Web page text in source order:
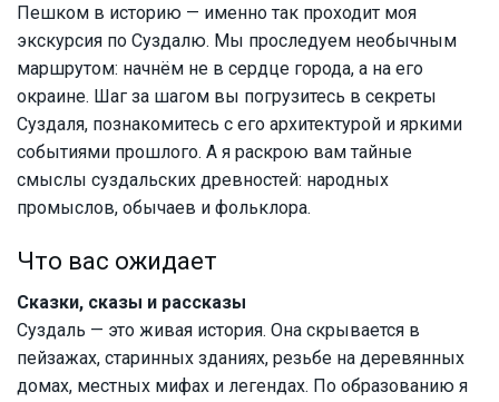
Пешком в историю — именно так проходит моя
экскурсия по Суздалю. Мы проследуем необычным
маршрутом: начнём не в сердце города, а на его
окраине. Шаг за шагом вы погрузитесь в секреты
Суздаля, познакомитесь с его архитектурой и яркими
событиями прошлого. А я раскрою вам тайные
смыслы суздальских древностей: народных
промыслов, обычаев и фольклора.
Что вас ожидает
Сказки, сказы и рассказы
Суздаль — это живая история. Она скрывается в
пейзажах, старинных зданиях, резьбе на деревянных
домах, местных мифах и легендах. По образованию я